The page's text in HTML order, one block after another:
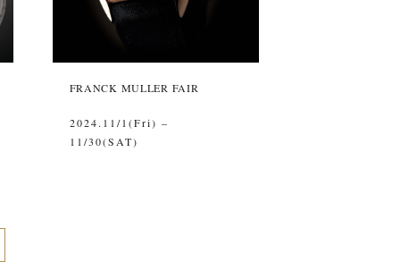
FRANCK MULLER FAIR
2024.11/1(Fri) –
11/30(SAT)